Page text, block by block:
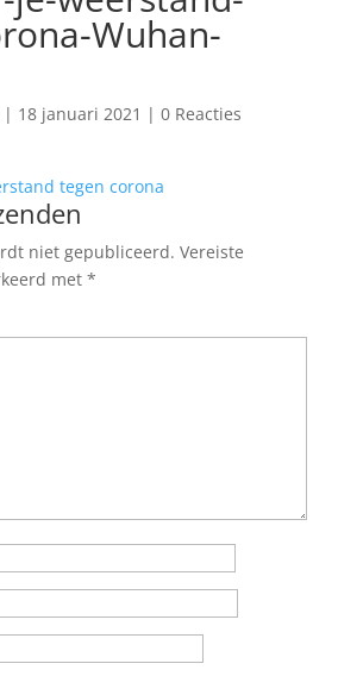
Wuhan-
| 18 januari 2021 | 0 Reacties
niet gepubliceerd. Vereiste
met *